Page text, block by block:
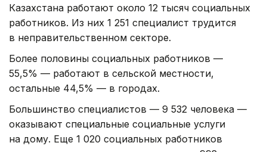
Казахстана работают около 12 тысяч социальных
работников. Из них 1 251 специалист трудится
в неправительственном секторе.
Более половины социальных работников —
55,5% — работают в сельской местности,
остальные 44,5% — в городах.
Большинство специалистов — 9 532 человека —
оказывают специальные социальные услуги
на дому. Еще 1 020 социальных работников